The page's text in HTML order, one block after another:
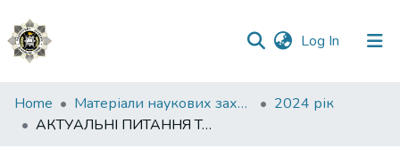
Log In (current)
Communities
&
Home Матеріали наукових заходів
2024 рік
АКТУАЛЬНІ ПИТАННЯ ТА ПЕРСПЕКТИВИ РОЗВИТКУ КРИМІНАЛЬНОГО АНАЛІЗУ В ПРАВООХОРОННІЙ СИСТЕМІ УКРАЇНИ